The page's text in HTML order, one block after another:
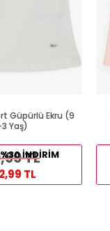
Güpürlü Ekru (9
Yaş)
TL
İNDİRİM
TL